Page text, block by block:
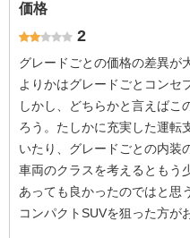
価格
2
グレードごとの価格の差異が
よりかはグレードごとコンセ
しかし、どちらかと言えばこ
ろう。たしかに充実した運転
いたり、グレードごとの内装
車両のクラスを考えるともう
あっても良かったのではと思
コンパクトSUVを狙った方が